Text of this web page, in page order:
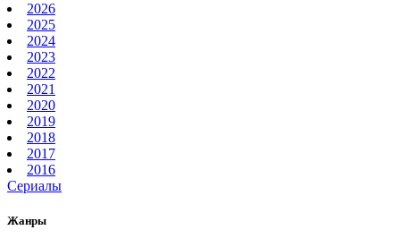
2026
2025
2024
2023
2022
2021
2020
2019
2018
2017
2016
Сериалы
Жанры